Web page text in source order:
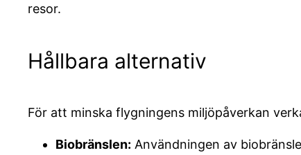
resor.
Hållbara alternativ
För att minska flygningens miljöpåverkan
Biobränslen: Användningen av